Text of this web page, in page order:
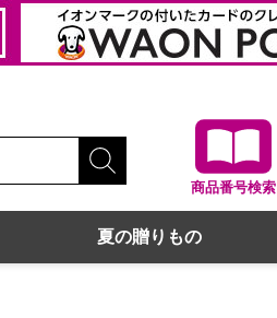
商品番号検索
夏の贈りもの